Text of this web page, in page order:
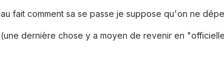
au fait comment sa se passe je suppose qu'on ne
(une dernière chose y a moyen de revenir en